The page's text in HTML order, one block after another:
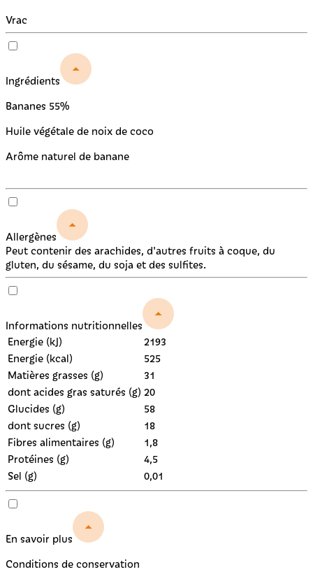
Vrac
Ingrédients
Bananes 55%
Huile végétale de noix de coco
Arôme naturel de banane
Allergènes
Peut contenir des arachides, d'autres fruits à coque, du
gluten, du sésame, du soja et des sulfites.
Informations nutritionnelles
Energie (kJ)
2193
Energie (kcal)
525
Matières grasses (g)
31
dont acides gras saturés (g) 20
Glucides (g)
58
dont sucres (g)
18
Fibres alimentaires (g)
1,8
Protéines (g)
4,5
Sel (g)
0,01
En savoir plus
Conditions de conservation